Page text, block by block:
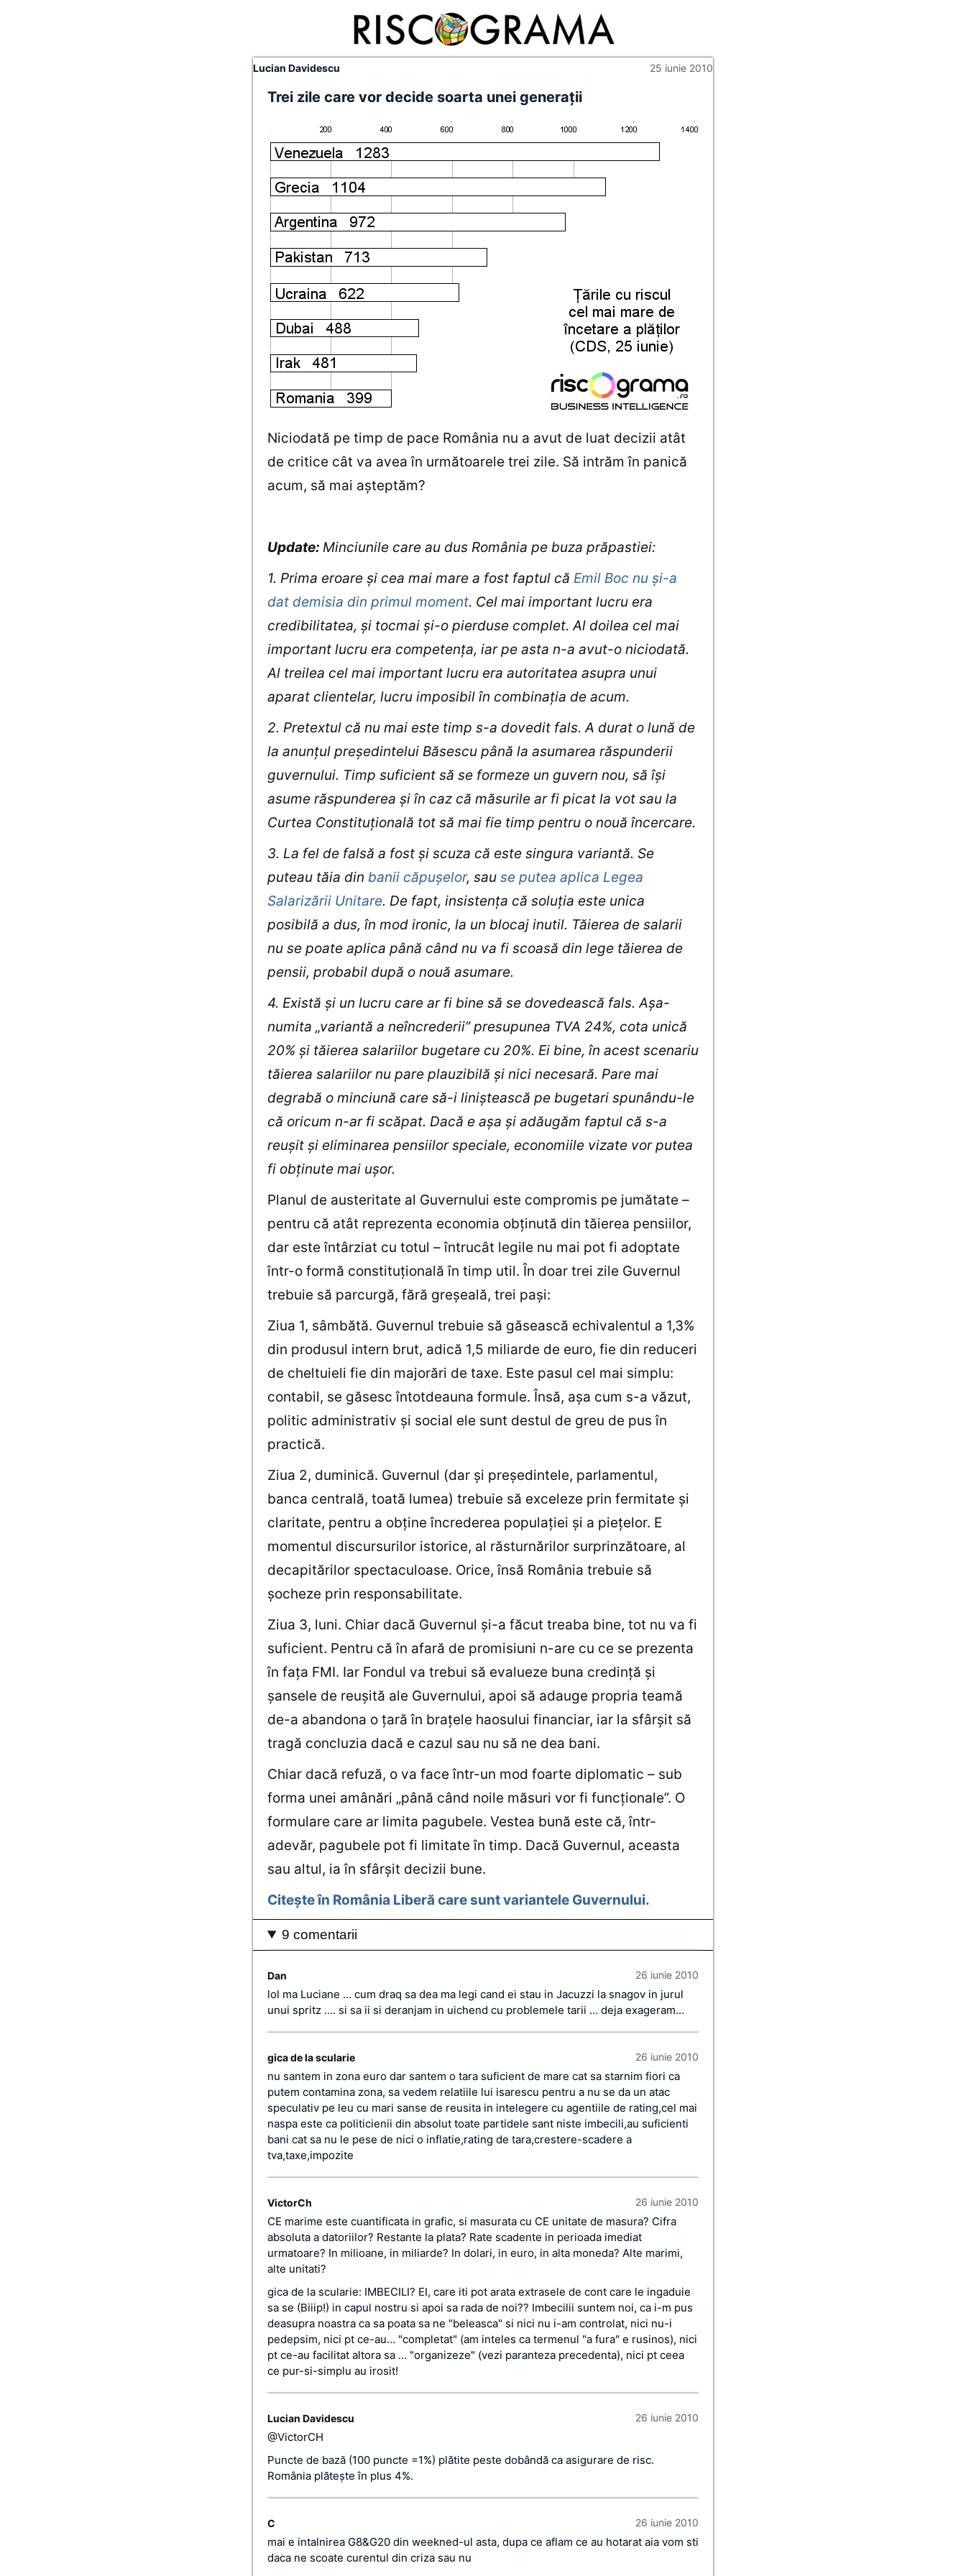
Lucian Davidescu 25 iunie 2010
Trei zile care vor decide soarta unei generaţii
Niciodată pe timp de pace România nu a avut de luat decizii atât
de critice cât va avea în următoarele trei zile. Să intrăm în panică
acum, să mai aşteptăm?
Update: Minciunile care au dus România pe buza prăpastiei:
1. Prima eroare şi cea mai mare a fost faptul că Emil Boc nu şi-a
dat demisia din primul moment. Cel mai important lucru era
credibilitatea, şi tocmai şi-o pierduse complet. Al doilea cel mai
important lucru era competenţa, iar pe asta n-a avut-o niciodată.
Al treilea cel mai important lucru era autoritatea asupra unui
aparat clientelar, lucru imposibil în combinaţia de acum.
2. Pretextul că nu mai este timp s-a dovedit fals. A durat o lună de
la anunţul preşedintelui Băsescu până la asumarea răspunderii
guvernului. Timp suficient să se formeze un guvern nou, să îşi
asume răspunderea şi în caz că măsurile ar fi picat la vot sau la
Curtea Constituţională tot să mai fie timp pentru o nouă încercare.
3. La fel de falsă a fost şi scuza că este singura variantă. Se
puteau tăia din banii căpuşelor, sau se putea aplica Legea
Salarizării Unitare. De fapt, insistenţa că soluţia este unica
posibilă a dus, în mod ironic, la un blocaj inutil. Tăierea de salarii
nu se poate aplica până când nu va fi scoasă din lege tăierea de
pensii, probabil după o nouă asumare.
4. Există şi un lucru care ar fi bine să se dovedească fals. Aşa-
numita „variantă a neîncrederii” presupunea TVA 24%, cota unică
20% şi tăierea salariilor bugetare cu 20%. Ei bine, în acest scenariu
tăierea salariilor nu pare plauzibilă şi nici necesară. Pare mai
degrabă o minciună care să-i liniştească pe bugetari spunându-le
că oricum n-ar fi scăpat. Dacă e aşa şi adăugăm faptul că s-a
reuşit şi eliminarea pensiilor speciale, economiile vizate vor putea
fi obţinute mai uşor.
Planul de austeritate al Guvernului este compromis pe jumătate –
pentru că atât reprezenta economia obţinută din tăierea pensiilor,
dar este întârziat cu totul – întrucât legile nu mai pot fi adoptate
într-o formă constituţională în timp util. În doar trei zile Guvernul
trebuie să parcurgă, fără greşeală, trei paşi:
Ziua 1, sâmbătă. Guvernul trebuie să găsească echivalentul a 1,3%
din produsul intern brut, adică 1,5 miliarde de euro, fie din reduceri
de cheltuieli fie din majorări de taxe. Este pasul cel mai simplu:
contabil, se găsesc întotdeauna formule. Însă, aşa cum s-a văzut,
politic administrativ şi social ele sunt destul de greu de pus în
practică.
Ziua 2, duminică. Guvernul (dar şi preşedintele, parlamentul,
banca centrală, toată lumea) trebuie să exceleze prin fermitate şi
claritate, pentru a obţine încrederea populaţiei şi a pieţelor. E
momentul discursurilor istorice, al răsturnărilor surprinzătoare, al
decapitărilor spectaculoase. Orice, însă România trebuie să
şocheze prin responsabilitate.
Ziua 3, luni. Chiar dacă Guvernul şi-a făcut treaba bine, tot nu va fi
suficient. Pentru că în afară de promisiuni n-are cu ce se prezenta
în faţa FMI. Iar Fondul va trebui să evalueze buna credinţă şi
şansele de reuşită ale Guvernului, apoi să adauge propria teamă
de-a abandona o ţară în braţele haosului financiar, iar la sfârşit să
tragă concluzia dacă e cazul sau nu să ne dea bani.
Chiar dacă refuză, o va face într-un mod foarte diplomatic – sub
forma unei amânări „până când noile măsuri vor fi funcţionale”. O
formulare care ar limita pagubele. Vestea bună este că, într-
adevăr, pagubele pot fi limitate în timp. Dacă Guvernul, aceasta
sau altul, ia în sfârşit decizii bune.
Citeşte în România Liberă care sunt variantele Guvernului.
9 comentarii
Dan 26 iunie 2010
lol ma Luciane … cum draq sa dea ma legi cand ei stau in Jacuzzi la snagov in jurul
unui spritz …. si sa ii si deranjam in uichend cu problemele tarii … deja exageram…
gica de la scularie 26 iunie 2010
nu santem in zona euro dar santem o tara suficient de mare cat sa starnim fiori ca
putem contamina zona, sa vedem relatiile lui isarescu pentru a nu se da un atac
speculativ pe leu cu mari sanse de reusita in intelegere cu agentiile de rating,cel mai
naspa este ca politicienii din absolut toate partidele sant niste imbecili,au suficienti
bani cat sa nu le pese de nici o inflatie,rating de tara,crestere-scadere a
tva,taxe,impozite
VictorCh 26 iunie 2010
CE marime este cuantificata in grafic, si masurata cu CE unitate de masura? Cifra
absoluta a datoriilor? Restante la plata? Rate scadente in perioada imediat
urmatoare? In milioane, in miliarde? In dolari, in euro, in alta moneda? Alte marimi,
alte unitati?
gica de la scularie: IMBECILI? EI, care iti pot arata extrasele de cont care le ingaduie
sa se (Biiip!) in capul nostru si apoi sa rada de noi?? Imbecilii suntem noi, ca i-m pus
deasupra noastra ca sa poata sa ne "beleasca" si nici nu i-am controlat, nici nu-i
pedepsim, nici pt ce-au… "completat" (am inteles ca termenul "a fura" e rusinos), nici
pt ce-au facilitat altora sa … "organizeze" (vezi paranteza precedenta), nici pt ceea
ce pur-si-simplu au irosit!
Lucian Davidescu 26 iunie 2010
@VictorCH
Puncte de bază (100 puncte =1%) plătite peste dobândă ca asigurare de risc.
România plăteşte în plus 4%.
C 26 iunie 2010
mai e intalnirea G8&G20 din weekned-ul asta, dupa ce aflam ce au hotarat aia vom sti
daca ne scoate curentul din criza sau nu